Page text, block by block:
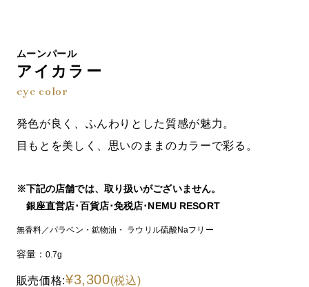
ムーンパール
アイカラー
eye color
発色が良く、ふんわりとした質感が魅力。
目もとを美しく、思いのままのカラーで彩る。
※下記の店舗では、取り扱いがございません。
銀座直営店･百貨店･免税店･NEMU RESORT
無香料／パラベン・鉱物油・ ラウリル硫酸Naフリー
容量：0.7g
販売価格:¥3,300(税込)